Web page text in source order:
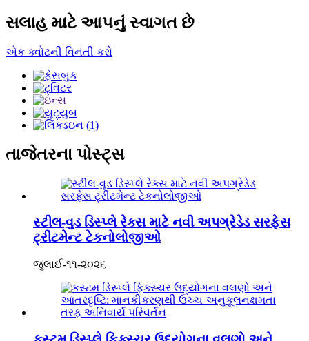
સલાહ માટે આપનું સ્વાગત છે
એક ક્વોટની વિનંતી કરો
તાજેતરના પોસ્ટ્સ
સ્ટીલ-વુડ ડિસ્પ્લે રેક્સ માટે નવી અપગ્રેડેડ સરફેસ
ટ્રીટમેન્ટ ટેકનોલોજીઓ
જુલાઈ-૧૧-૨૦૨૬